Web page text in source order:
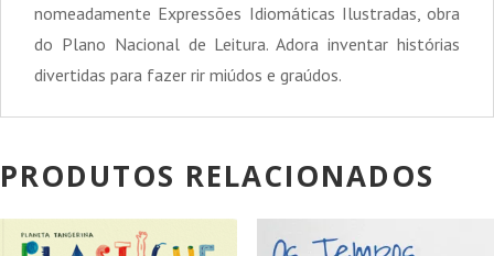
nomeadamente Expressões Idiomáticas Ilustradas, obra
do Plano Nacional de Leitura. Adora inventar histórias
divertidas para fazer rir miúdos e graúdos.
PRODUTOS RELACIONADOS
PROMOÇÃO! PROMOÇÃO!